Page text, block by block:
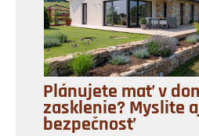
Plánujete mať v
zasklenie? Myslite
bezpečnosť